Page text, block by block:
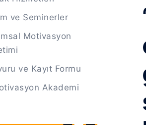
ve Seminerler
Motivasyon
ve Kayıt Formu
Akademi